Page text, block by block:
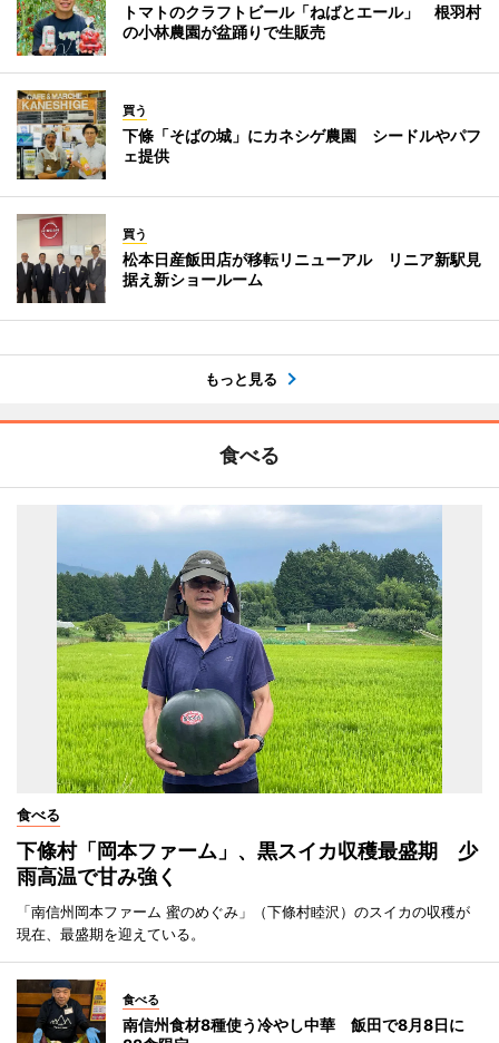
トマトのクラフトビール「ねばとエール」 根羽村
の小林農園が盆踊りで生販売
買う
下條「そばの城」にカネシゲ農園 シードルやパフ
ェ提供
買う
松本日産飯田店が移転リニューアル リニア新駅見
据え新ショールーム
もっと見る
食べる
食べる
下條村「岡本ファーム」、黒スイカ収穫最盛期 少
雨高温で甘み強く
「南信州岡本ファーム 蜜のめぐみ」（下條村睦沢）のスイカの収穫が
現在、最盛期を迎えている。
食べる
南信州食材8種使う冷やし中華 飯田で8月8日に